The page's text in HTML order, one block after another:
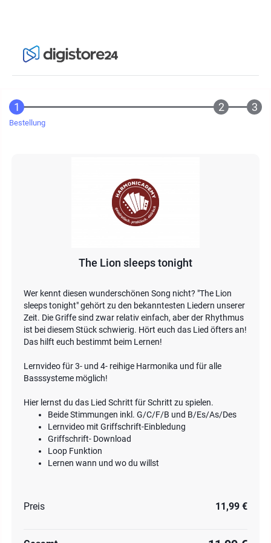
Bestellung
The Lion sleeps tonight
Wer kennt diesen wunderschönen Song nicht? "The Lion
sleeps tonight" gehört zu den bekanntesten Liedern unserer
Zeit. Die Griffe sind zwar relativ einfach, aber der Rhythmus
ist bei diesem Stück schwierig. Hört euch das Lied öfters an!
Das hilft euch bestimmt beim Lernen!
Lernvideo für 3- und 4- reihige Harmonika und für alle
Basssysteme möglich!
Hier lernst du das Lied Schritt für Schritt zu spielen.
Beide Stimmungen inkl. G/C/F/B und B/Es/As/Des
Lernvideo mit Griffschrift-Einbledung
Griffschrift- Download
Loop Funktion
Lernen wann und wo du willst
Preis 11,99 €